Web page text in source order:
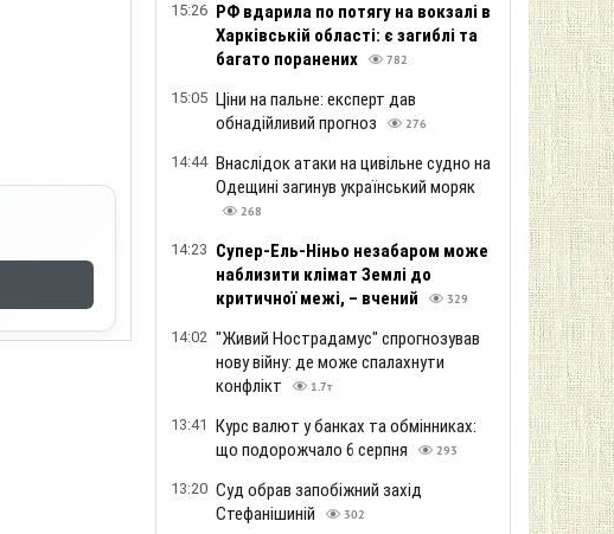
15:26 РФ вдарила по потягу на вокзалі в
Харківській області: є загиблі та
багато поранених
782
15:05 Ціни на пальне: експерт дав
обнадійливий прогноз
276
14:44 Внаслідок атаки на цивільне судно на
Одещині загинув український моряк
268
14:23 Супер-Ель-Ніньо незабаром може
наблизити клімат Землі до
критичної межі, – вчений
329
14:02 "Живий Нострадамус" спрогнозував
нову війну: де може спалахнути
конфлікт
1.7т
13:41 Курс валют у банках та обмінниках:
що подорожчало 6 серпня
293
13:20 Суд обрав запобіжний захід
Стефанішиній
302